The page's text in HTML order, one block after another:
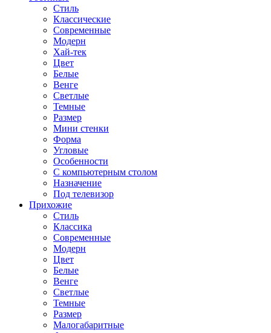
Стиль
Классические
Современные
Модерн
Хай-тек
Цвет
Белые
Венге
Светлые
Темные
Размер
Мини стенки
Форма
Угловые
Особенности
С компьютерным столом
Назначение
Под телевизор
Прихожие
Стиль
Классика
Современные
Модерн
Цвет
Белые
Венге
Светлые
Темные
Размер
Малогабаритные